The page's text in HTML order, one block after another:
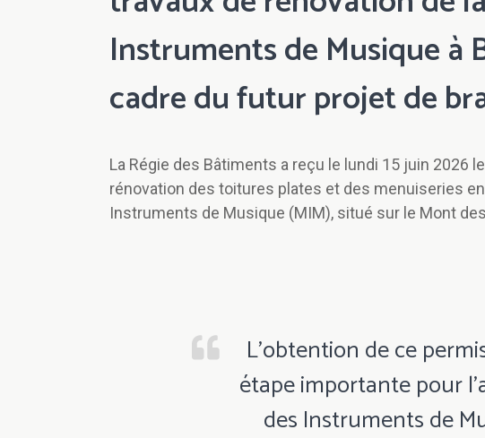
Instruments de Musique à
cadre du futur projet de
La Régie des Bâtiments a reçu le lundi 15 juin 2026
rénovation des toitures plates et des menuiseries
Instruments de Musique (MIM), situé sur le Mont
L’obtention de ce
étape importante pour
des Instruments de